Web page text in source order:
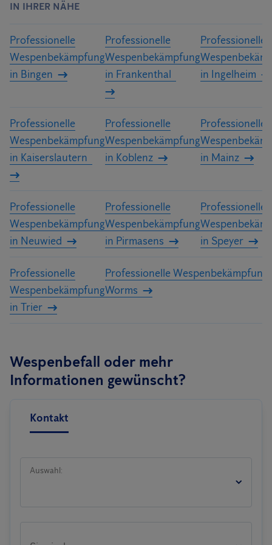
IN IHRER NÄHE
Professionelle
Wespenbekämpfung
in Bingen
Professionelle
Wespenbekämpfung
in Frankenthal
Professionelle
in Ingelheim
Professionelle
Wespenbekämpfung
in Kaiserslautern
Professionelle
Wespenbekämpfung
in Koblenz
Professionelle
in Mainz
Professionelle
Wespenbekämpfung
in Neuwied
Professionelle
Wespenbekämpfung
in Pirmasens
Professionelle
in Speyer
Professionelle
Wespenbekämpfung
in Trier
Professionelle Wespenbekämpfung
Worms
Wespenbefall oder mehr
Informationen gewünscht?
Kontakt
Auswahl: